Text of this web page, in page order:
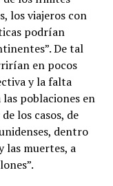
los viajeros con
podrían
De tal
en pocos
y la falta
poblaciones en
los casos, de
dentro
las muertes, a